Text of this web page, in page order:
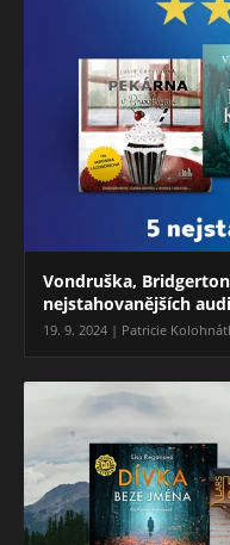
Vondruška,
nejstahovanějších
19. 9. 2024 | Patricie